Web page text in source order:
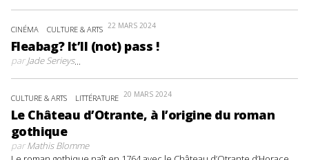
CINÉMA CULTURE & ARTS 22 MARS 2024
Fleabag? It’ll (not) pass !
parJade Serieys...
CULTURE & ARTS LITTÉRATURE 20 MARS 2024
Le Château d’Otrante, à l’origine du roman
gothique
parMathis Blomme